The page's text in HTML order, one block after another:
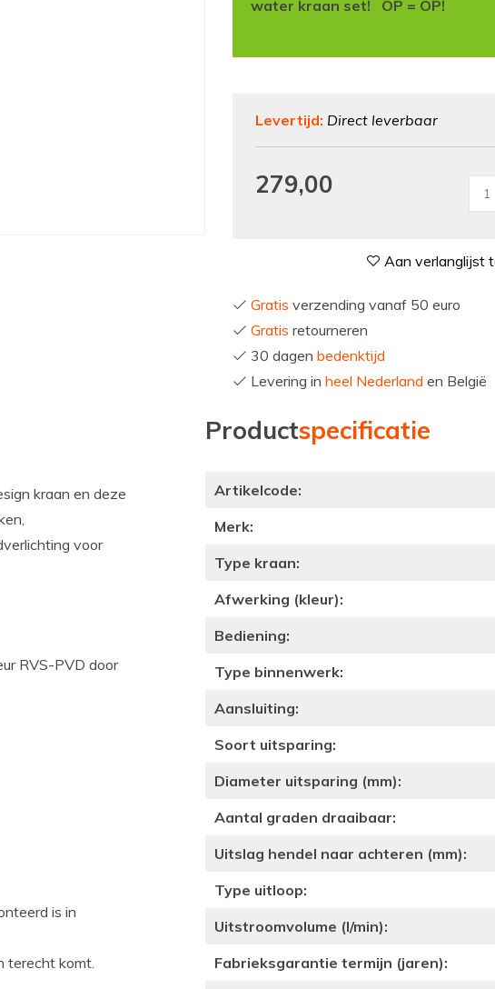
water kraan set! OP = OP!
Levertijd: Direct leverbaar
279,00
Aan verlanglijst
Gratis verzending vanaf 50 euro
Gratis retourneren
30 dagen bedenktijd
Levering in heel Nederland en België
kraan en deze
voor
RVS-PVD door
is in
terecht komt.
Productspecificatie
Artikelcode:
Merk:
Type kraan:
Afwerking (kleur):
Bediening:
Type binnenwerk:
Aansluiting:
Soort uitsparing:
Diameter uitsparing (mm):
Aantal graden draaibaar:
Uitslag hendel naar achteren (mm):
Type uitloop:
Uitstroomvolume (l/min):
Fabrieksgarantie termijn (jaren):